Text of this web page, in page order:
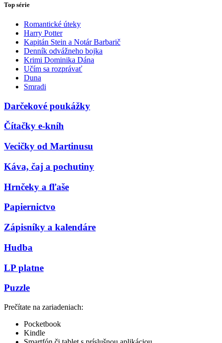
Top série
Romantické úteky
Harry Potter
Kapitán Stein a Notár Barbarič
Denník odvážneho bojka
Krimi Dominika Dána
Učím sa rozprávať
Duna
Smradi
Darčekové poukážky
Čítačky e-kníh
Vecičky od Martinusu
Káva, čaj a pochutiny
Hrnčeky a fľaše
Papiernictvo
Zápisníky a kalendáre
Hudba
LP platne
Puzzle
Prečítate na zariadeniach:
Pocketbook
Kindle